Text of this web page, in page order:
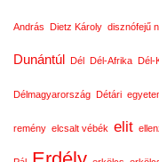
András Dietz Károly disznófejű
Dunántúl Dél Dél-Afrika Dél-
Délmagyarország Détári
remény elcsalt vébék elit